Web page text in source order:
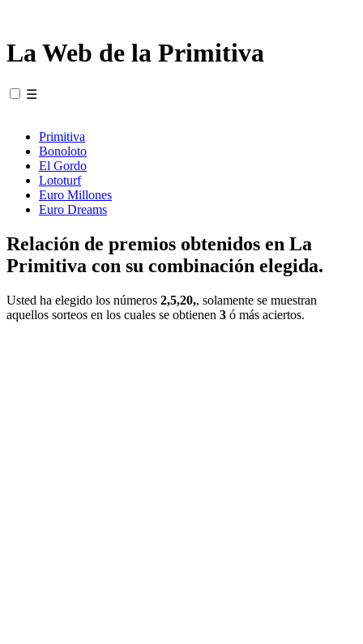
La Web de la Primitiva
☰
Primitiva
Bonoloto
El Gordo
Lototurf
Euro Millones
Euro Dreams
Relación de premios obtenidos en La
Primitiva con su combinación elegida.
Usted ha elegido los números 2,5,20,, solamente se muestran
aquellos sorteos en los cuales se obtienen 3 ó más aciertos.